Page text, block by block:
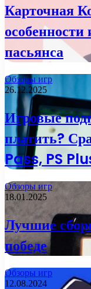
Карточная
пасьянса
Обзоры игр
26.12.2025
Игровые
платить?
Pass, PS
Обзоры игр
18.01.2025
Лучшие
победе
Обзоры игр
12.08.2024